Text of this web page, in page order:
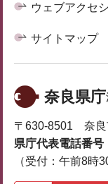
ウェブアクセ
サイトマップ
奈良県庁
〒630-8501 奈良
県庁代表電話番号
（受付：午前8時